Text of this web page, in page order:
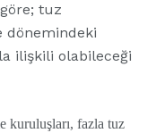
tuz
dönemindeki
ilişkili olabileceği
kuruluşları, fazla tuz